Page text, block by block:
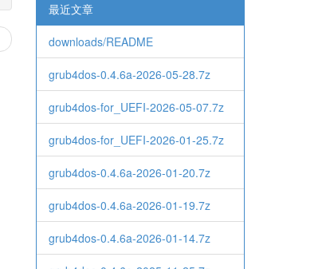
最近文章
downloads/README
grub4dos-0.4.6a-2026-05-28.7z
grub4dos-for_UEFI-2026-05-07.7z
grub4dos-for_UEFI-2026-01-25.7z
grub4dos-0.4.6a-2026-01-20.7z
grub4dos-0.4.6a-2026-01-19.7z
grub4dos-0.4.6a-2026-01-14.7z